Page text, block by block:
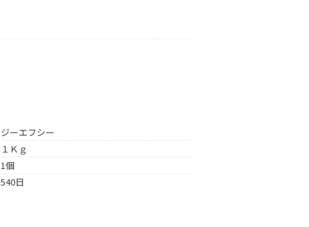
ジーエフシー
１Ｋｇ
1個
540日